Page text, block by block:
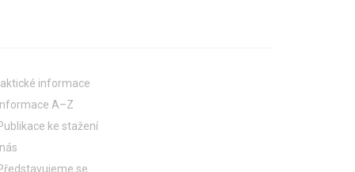
informace
A–Z
ke stažení
se